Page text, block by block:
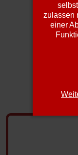
zulassen
einer